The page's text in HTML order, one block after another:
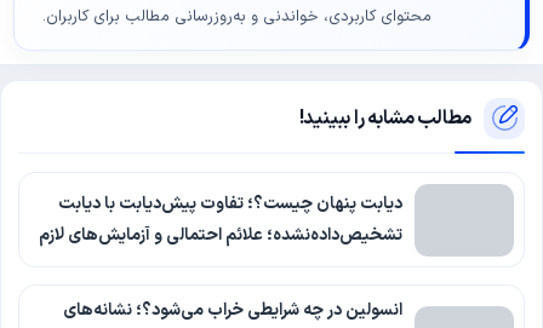
محتوای کاربردی، خواندنی و به‌روزرسانی مطالب برای کاربران.
مطالب مشابه را ببینید!
دیابت پنهان چیست؟؛ تفاوت پیش‌دیابت با دیابت
تشخیص‌داده‌نشده؛ علائم احتمالی و آزمایش‌های لازم
انسولین در چه شرایطی خراب می‌شود؟؛ نشانه‌های